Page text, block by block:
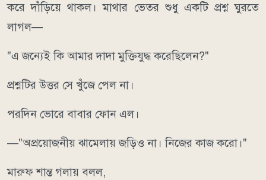
করে দাঁড়িয়ে থাকল। মাথার ভেতর শুধু একটি প্রশ্ন ঘুরতে
লাগল—
"এ জন্যেই কি আমার দাদা মুক্তিযুদ্ধ করেছিলেন?"
প্রশ্নটির উত্তর সে খুঁজে পেল না।
পরদিন ভোরে বাবার ফোন এল।
—"অপ্রয়োজনীয় ঝামেলায় জড়িও না। নিজের কাজ করো।"
মারুফ শান্ত গলায় বলল,